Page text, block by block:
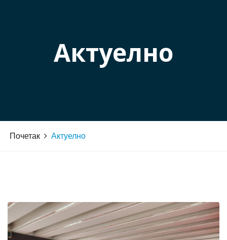
Актуелно
Почетак Актуелно